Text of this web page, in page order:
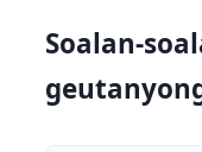
Soalan-